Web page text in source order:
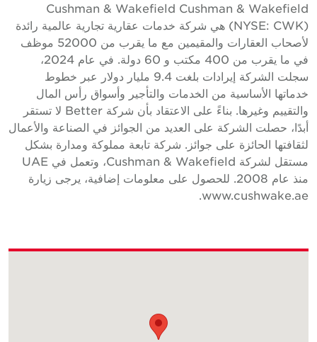
Cushman & Wakefield Cushman & Wakefield
(NYSE: CWK) هي شركة خدمات عقارية تجارية عالمية رائدة
لأصحاب العقارات والمقيمين مع ما يقرب من 52000 موظف
في ما يقرب من 400 مكتب و 60 دولة. في عام 2024،
سجلت الشركة إيرادات بلغت 9.4 مليار دولار عبر خطوط
خدماتها الأساسية من الخدمات والتأجير وأسواق رأس المال
والتقييم وغيرها. بناءً على الاعتقاد بأن شركة Better لا تستقر
أبدًا، حصلت الشركة على العديد من الجوائز في الصناعة والأعمال
لثقافتها الحائزة على جوائز. شركة تابعة مملوكة ومدارة بشكل
مستقل لشركة Cushman & Wakefield، وتعمل في UAE
منذ عام 2008. للحصول على معلومات إضافية، يرجى زيارة
www.cushwake.ae.